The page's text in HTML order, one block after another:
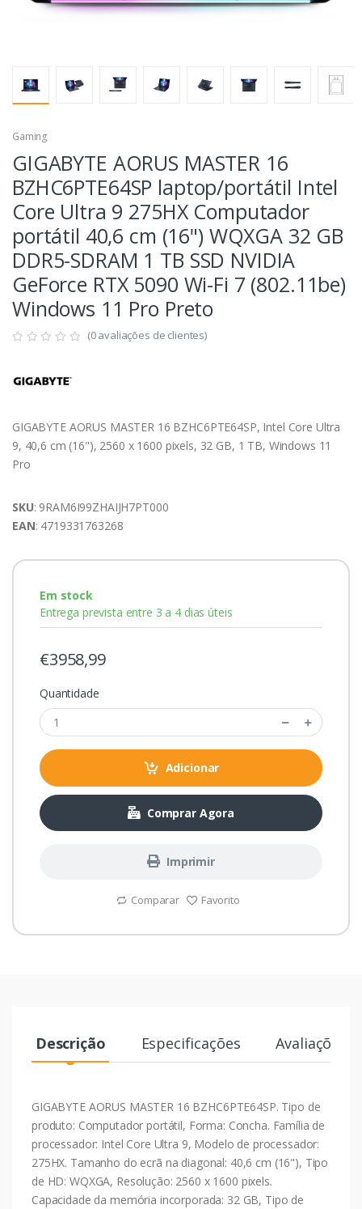
Gaming
GIGABYTE AORUS MASTER 16
BZHC6PTE64SP laptop/portátil Intel
Core Ultra 9 275HX Computador
portátil 40,6 cm (16") WQXGA 32 GB
DDR5-SDRAM 1 TB SSD NVIDIA
GeForce RTX 5090 Wi-Fi 7 (802.11be)
Windows 11 Pro Preto
(0 avaliações de clientes)
GIGABYTE AORUS MASTER 16 BZHC6PTE64SP, Intel Core Ultra
9, 40,6 cm (16"), 2560 x 1600 pixels, 32 GB, 1 TB, Windows 11
Pro
SKU: 9RAM6I99ZHAIJH7PT000
EAN: 4719331763268
Em stock
Entrega prevista entre 3 a 4 dias úteis
€3958,99
Quantidade
Adicionar
Comprar Agora
Imprimir
Comparar Favorito
Descrição Especificações Avaliações
GIGABYTE AORUS MASTER 16 BZHC6PTE64SP. Tipo de
produto: Computador portátil, Forma: Concha. Família de
processador: Intel Core Ultra 9, Modelo de processador:
275HX. Tamanho do ecrã na diagonal: 40,6 cm (16"), Tipo
de HD: WQXGA, Resolução: 2560 x 1600 pixels.
Capacidade da memória incorporada: 32 GB, Tipo de